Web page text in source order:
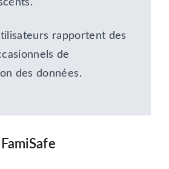
rapportent des
de
des données.